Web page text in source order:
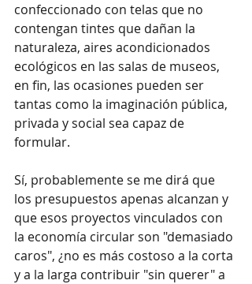
confeccionado con telas que no
contengan tintes que dañan la
naturaleza, aires acondicionados
ecológicos en las salas de museos,
en fin, las ocasiones pueden ser
tantas como la imaginación pública,
privada y social sea capaz de
formular.
Sí, probablemente se me dirá que
los presupuestos apenas alcanzan y
que esos proyectos vinculados con
la economía circular son "demasiado
caros", ¿no es más costoso a la corta
y a la larga contribuir "sin querer" a